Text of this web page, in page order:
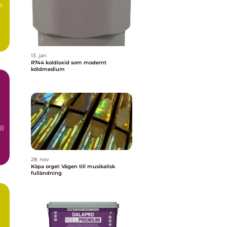
13. jan
R744 koldioxid som modernt
köldmedium
28. nov
Köpa orgel: Vägen till musikalisk
fulländning